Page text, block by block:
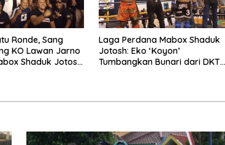
Ronde, Sang
KO Lawan Jarno
Shaduk Jotosh
Laga Perdana Mabox Shaduk
Jotosh: Eko ‘Koyon’
Tumbangkan Bunari dari DKT